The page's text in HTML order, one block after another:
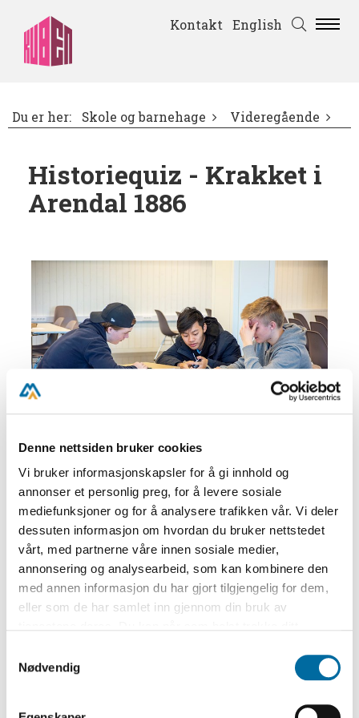
Denne nettsiden bruker cookies
Vi bruker informasjonskapsler for å gi innhold og
annonser et personlig preg, for å levere sosiale
mediefunksjoner og for å analysere trafikken vår. Vi deler
dessuten informasjon om hvordan du bruker nettstedet
vårt, med partnerne våre innen sosiale medier,
annonsering og analysearbeid, som kan kombinere den
med annen informasjon du har gjort tilgjengelig for dem,
eller som de har samlet inn gjennom din bruk av
så endre samtykke og så avvis.
Nødvendig
Kontakt English
Du er her: Skole og barnehage Videregående
Historiequiz - Krakket i
Arendal 1886
Historie og samfunnsfag
I starten av 1886 var Arendal en av Norges
rikeste byer. Velstanden var stor og
kulturlivet blomstret. Så en vakker høstdag
endret alt seg. Det store bankkrakket i
Arendal slo ned som lyn fra klar himmel.
Krisen fikk store konsekvenser for både
opprettelsen av Det norske Arbeiderparti.